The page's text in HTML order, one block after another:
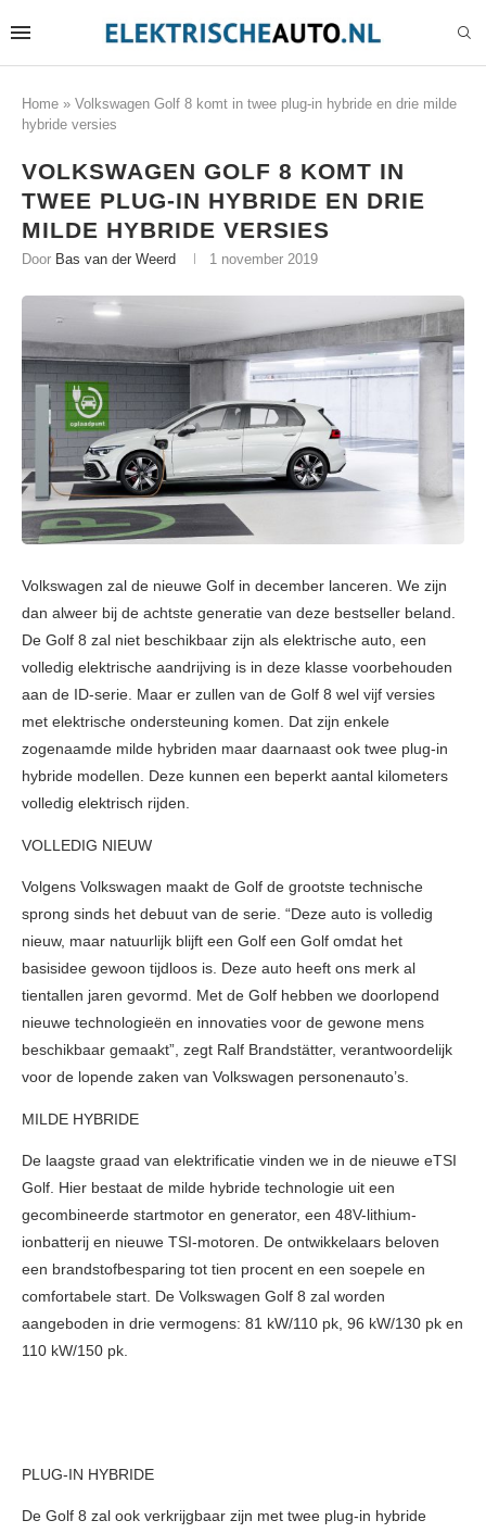
Home » Volkswagen Golf 8 komt in twee plug-in hybride en drie milde
hybride versies
VOLKSWAGEN GOLF 8 KOMT IN
TWEE PLUG-IN HYBRIDE EN DRIE
MILDE HYBRIDE VERSIES
Door Bas van der Weerd 1 november 2019
Volkswagen zal de nieuwe Golf in december lanceren. We zijn
dan alweer bij de achtste generatie van deze bestseller beland.
De Golf 8 zal niet beschikbaar zijn als elektrische auto, een
volledig elektrische aandrijving is in deze klasse voorbehouden
aan de ID-serie. Maar er zullen van de Golf 8 wel vijf versies
met elektrische ondersteuning komen. Dat zijn enkele
zogenaamde milde hybriden maar daarnaast ook twee plug-in
hybride modellen. Deze kunnen een beperkt aantal kilometers
volledig elektrisch rijden.
VOLLEDIG NIEUW
Volgens Volkswagen maakt de Golf de grootste technische
sprong sinds het debuut van de serie. “Deze auto is volledig
nieuw, maar natuurlijk blijft een Golf een Golf omdat het
basisidee gewoon tijdloos is. Deze auto heeft ons merk al
tientallen jaren gevormd. Met de Golf hebben we doorlopend
nieuwe technologieën en innovaties voor de gewone mens
beschikbaar gemaakt”, zegt Ralf Brandstätter, verantwoordelijk
voor de lopende zaken van Volkswagen personenauto’s.
MILDE HYBRIDE
De laagste graad van elektrificatie vinden we in de nieuwe eTSI
Golf. Hier bestaat de milde hybride technologie uit een
gecombineerde startmotor en generator, een 48V-lithium-
ionbatterij en nieuwe TSI-motoren. De ontwikkelaars beloven
een brandstofbesparing tot tien procent en een soepele en
comfortabele start. De Volkswagen Golf 8 zal worden
aangeboden in drie vermogens: 81 kW/110 pk, 96 kW/130 pk en
110 kW/150 pk.
PLUG-IN HYBRIDE
De Golf 8 zal ook verkrijgbaar zijn met twee plug-in hybride